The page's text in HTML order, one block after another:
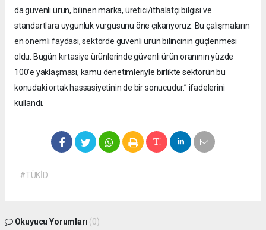
da güvenli ürün, bilinen marka, üretici/ithalatçı bilgisi ve
standartlara uygunluk vurgusunu öne çıkarıyoruz. Bu çalışmaların
en önemli faydası, sektörde güvenli ürün bilincinin güçlenmesi
oldu. Bugün kırtasiye ürünlerinde güvenli ürün oranının yüzde
100’e yaklaşması, kamu denetimleriyle birlikte sektörün bu
konudaki ortak hassasiyetinin de bir sonucudur.” ifadelerini
kullandı.
#TÜKİD
Okuyucu Yorumları (0)